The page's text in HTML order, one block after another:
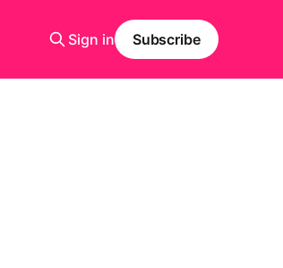
Sign in Subscribe